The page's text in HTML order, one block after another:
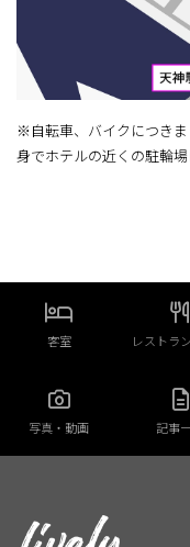
※自転車、バイクにつき
身でホテルの近くの駐輪場
客室 レストラ
写真・動画 記事